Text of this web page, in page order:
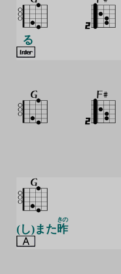
る
(し)また昨
きの